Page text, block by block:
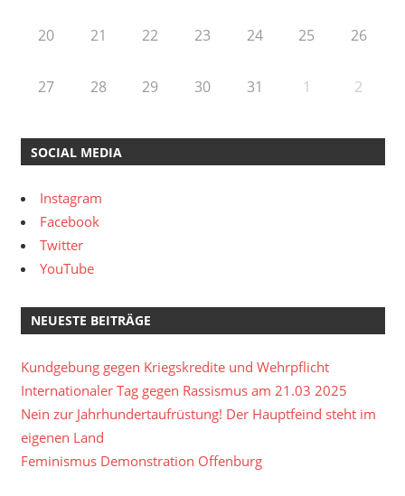
20 21 22 23 24 25 26
27 28 29 30 31 1 2
SOCIAL MEDIA
Instagram
Facebook
Twitter
YouTube
NEUESTE BEITRÄGE
Kundgebung gegen Kriegskredite und Wehrpflicht
Internationaler Tag gegen Rassismus am 21.03 2025
Nein zur Jahrhundertaufrüstung! Der Hauptfeind steht im
eigenen Land
Feminismus Demonstration Offenburg